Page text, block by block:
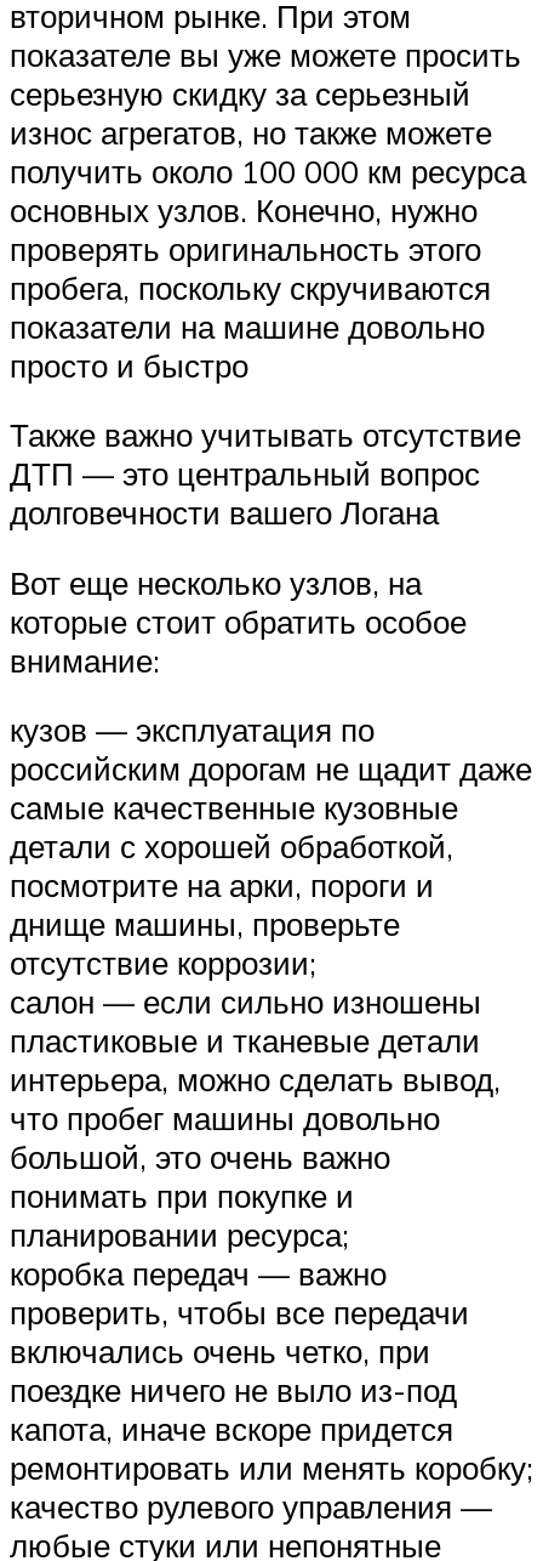
вторичном рынке. При этом
показателе вы уже можете просить
серьезную скидку за серьезный
износ агрегатов, но также можете
получить около 100 000 км ресурса
основных узлов. Конечно, нужно
проверять оригинальность этого
пробега, поскольку скручиваются
показатели на машине довольно
просто и быстро
Также важно учитывать отсутствие
ДТП — это центральный вопрос
долговечности вашего Логана
Вот еще несколько узлов, на
которые стоит обратить особое
внимание:
кузов — эксплуатация по
российским дорогам не щадит даже
самые качественные кузовные
детали с хорошей обработкой,
посмотрите на арки, пороги и
днище машины, проверьте
отсутствие коррозии;
салон — если сильно изношены
пластиковые и тканевые детали
интерьера, можно сделать вывод,
что пробег машины довольно
большой, это очень важно
понимать при покупке и
планировании ресурса;
коробка передач — важно
проверить, чтобы все передачи
включались очень четко, при
поездке ничего не выло из-под
капота, иначе вскоре придется
ремонтировать или менять коробку;
качество рулевого управления —
любые стуки или непонятные